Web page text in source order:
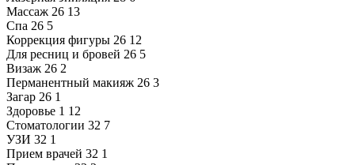
Массаж 26 13
Спа 26 5
Коррекция фигуры 26 12
Для ресниц и бровей 26 5
Визаж 26 2
Перманентный макияж 26 3
Загар 26 1
Здоровье 1 12
Стоматологии 32 7
УЗИ 32 1
Прием врачей 32 1